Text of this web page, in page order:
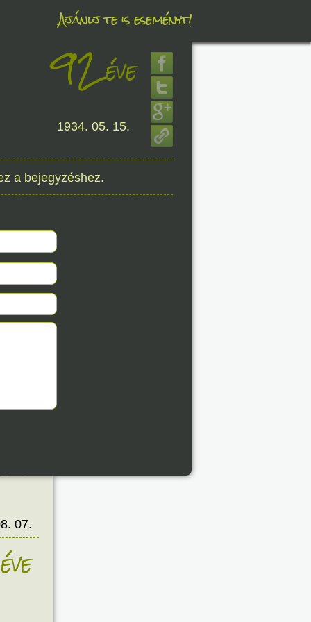
Ajánlj te is eseményt!
07.
07.
éve
92éve
1934. 05. 15.
a bejegyzéshez.